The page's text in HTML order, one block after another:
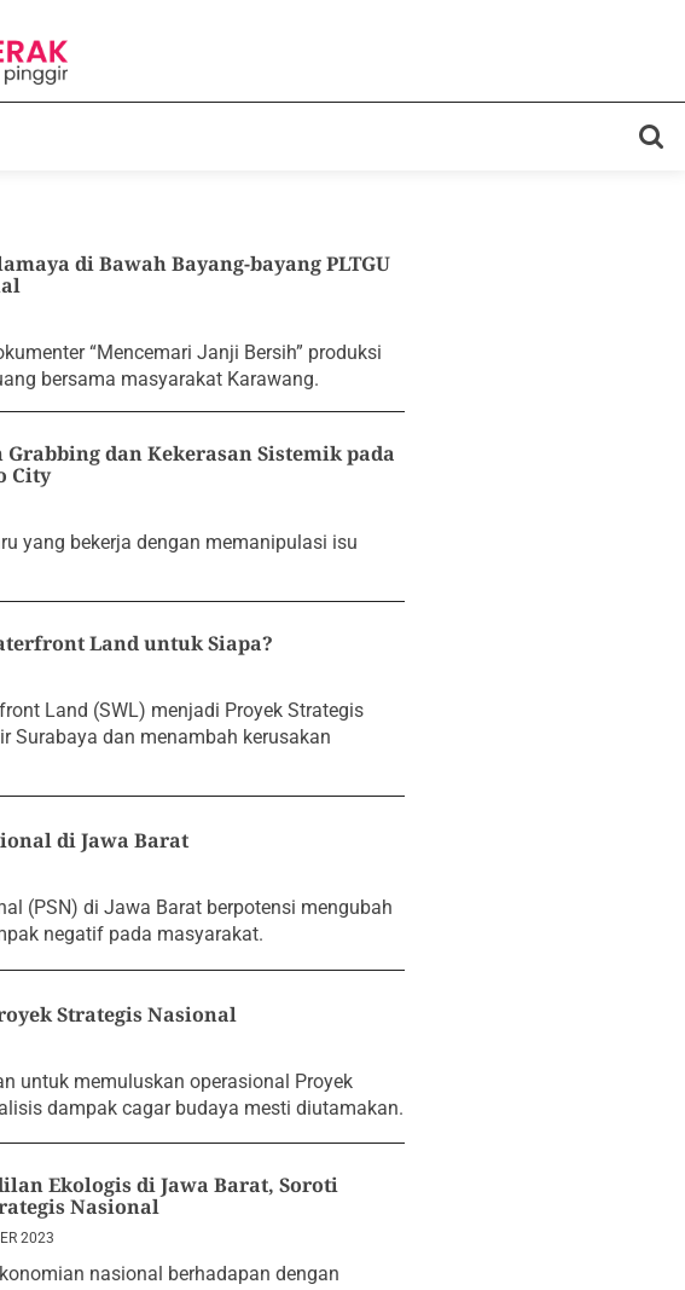
di Bawah Bayang-bayang PLTGU
“Mencemari Janji Bersih” produksi
bersama masyarakat Karawang.
Grabbing dan Kekerasan Sistemik pada
City
yang bekerja dengan memanipulasi isu
Land untuk Siapa?
Land (SWL) menjadi Proyek Strategis
Surabaya dan menambah kerusakan
di Jawa Barat
(PSN) di Jawa Barat berpotensi mengubah
negatif pada masyarakat.
Strategis Nasional
untuk memuluskan operasional Proyek
dampak cagar budaya mesti diutamakan.
Ekologis di Jawa Barat, Soroti
Nasional
2023
nasional berhadapan dengan